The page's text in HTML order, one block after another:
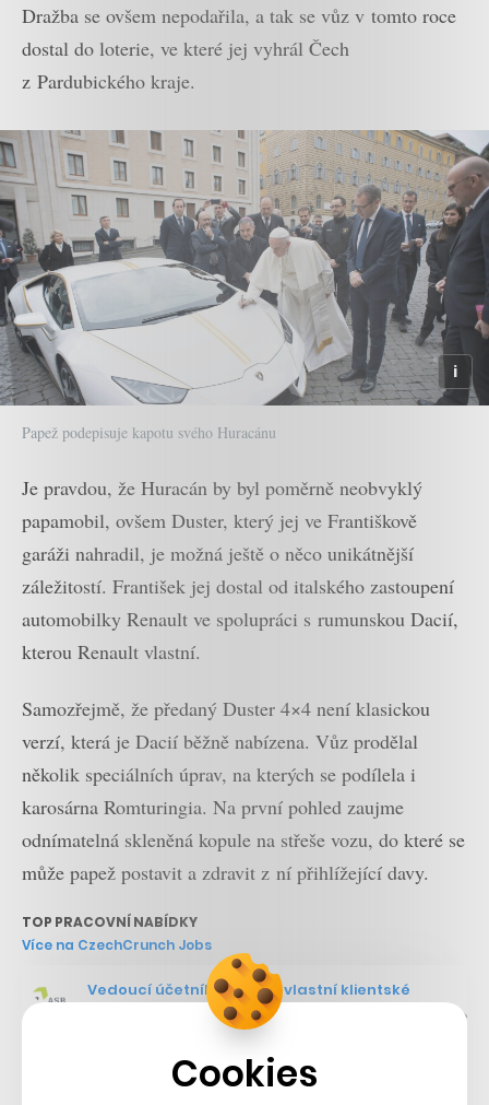
Dražba se ovšem nepodařila, a tak se vůz v tomto roce
dostal do loterie, ve které jej vyhrál Čech
z Pardubického kraje.
Papež podepisuje kapotu svého Huracánu
Je pravdou, že Huracán by byl poměrně neobvyklý
papamobil, ovšem Duster, který jej ve Františkově
garáži nahradil, je možná ještě o něco unikátnější
záležitostí. František jej dostal od italského zastoupení
automobilky Renault ve spolupráci s rumunskou Dacií,
kterou Renault vlastní.
Samozřejmě, že předaný Duster 4×4 není klasickou
verzí, která je Dacií běžně nabízena. Vůz prodělal
několik speciálních úprav, na kterých se podílela i
karosárna Romturingia. Na první pohled zaujme
odnímatelná skleněná kopule na střeše vozu, do které se
může papež postavit a zdravit z ní přihlížející davy.
TOP PRACOVNÍ NABÍDKY
Více na CzechCrunch Jobs
Vedoucí účetního týmu – vlastní klientské
projekty, centrum Prahy
Mobile Application Protection Product Manager
Cookies